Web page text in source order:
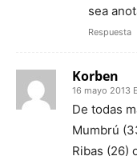
sea
Respuesta
Korben
16 mayo 2013
De todas
Mumbrú
Ribas (26)